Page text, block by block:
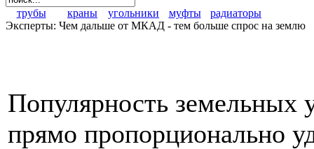
трубы краны угольники муфты
радиаторы
Эксперты: Чем дальше от МКАД - тем больше спрос на землю
Популярность земельных
прямо пропорционально